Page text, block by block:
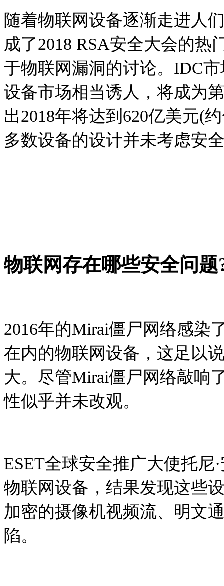
随着物联网设备逐渐走进人
成了2018 RSA安全大会的热
于物联网漏洞的讨论。 IDC
设备市场相当诱人，将成为
出2018年将达到620亿美元(
多数设备的设计并未考虑安
物联网存在哪些安全问题
2016年的Mirai僵尸网络感染
在内的物联网设备，这足以
大。尽管Mirai僵尸网络敲响
性似乎并未改观。
ESET全球安全推广大使托尼
物联网设备，结果发现这些
加密的摄像机视频流、明文
陷。